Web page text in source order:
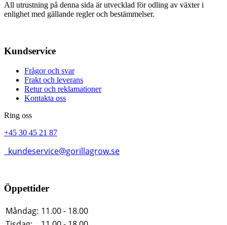
All utrustning på denna sida är utvecklad för odling av växter i
enlighet med gällande regler och bestämmelser.
Kundservice
Frågor och svar
Frakt och leverans
Retur och reklamationer
Kontakta oss
Ring oss
+45 30 45 21 87
kundeservice@gorillagrow.se
Öppettider
Måndag: 11.00 - 18.00